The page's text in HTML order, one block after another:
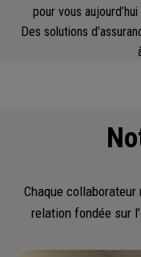
pour vous
Des solutions
Chaque collaborateur
relation fondée sur